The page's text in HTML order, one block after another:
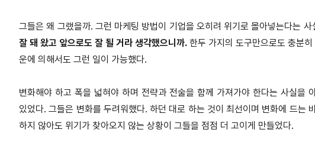
그들은 왜 그랬을까. 그런 마케팅 방법이 기업을 오히려 위기로 몰아넣는다는
잘 돼 왔고 앞으로도 잘 될 거라 생각했으니까.한두 가지의 도구만으로도 충분
운에 의해서도 그런 일이 가능했다.
변화해야 하고 폭을 넓혀야 하며 전략과 전술을 함께 가져가야 한다는 사실을
있었다. 그들은 변화를 두려워했다. 하던 대로 하는 것이 최선이며 변화에 드는
하지 않아도 위기가 찾아오지 않는 상황이 그들을 점점 더 고이게 만들었다.